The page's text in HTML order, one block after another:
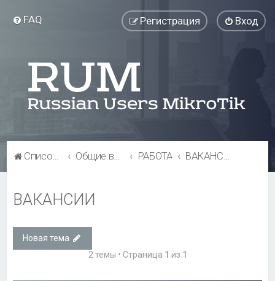
FAQ Вход
Регистрация
Список форумов Общие вопросы РАБОТА ВАКАНСИИ
ВАКАНСИИ
Новая тема
2 темы • Страница 1 из 1